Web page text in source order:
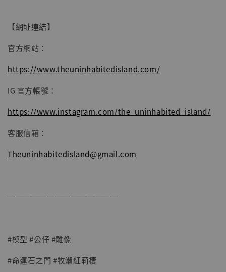
【網址連結】
官方網站：
https://www.theuninhabitedisland.com/
IG 官方帳號：
https://www.instagram.com/the_uninhabited_island/
客服信箱：
Theuninhabitedisland@gmail.com
──────────────
#模型 #公仔 #雕像
#命運石之門 #牧瀨紅莉棲